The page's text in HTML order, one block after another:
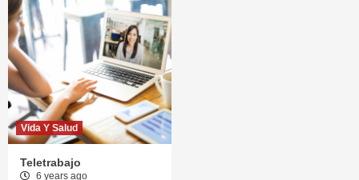
Vida Y Salud
Teletrabajo
6 years ago